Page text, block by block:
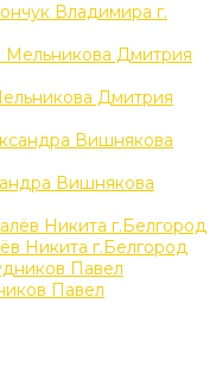
Владимира г.
Дмитрия
Вишнякова
Никита г.Белгород
Павел